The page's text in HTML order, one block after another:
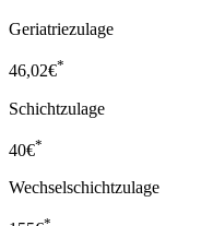
Geriatriezulage
46,02€*
Schichtzulage
40€*
Wechselschichtzulage